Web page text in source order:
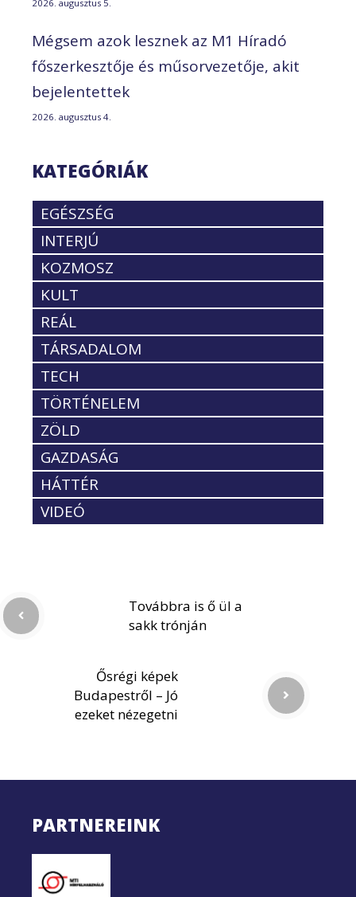
2026. augusztus 5.
Mégsem azok lesznek az M1 Híradó
főszerkesztője és műsorvezetője, akit
bejelentettek
2026. augusztus 4.
KATEGÓRIÁK
EGÉSZSÉG
INTERJÚ
KOZMOSZ
KULT
REÁL
TÁRSADALOM
TECH
TÖRTÉNELEM
ZÖLD
GAZDASÁG
HÁTTÉR
VIDEÓ
Továbbra is ő ül a
sakk trónján
Ősrégi képek
Budapestről – Jó
ezeket nézegetni
PARTNEREINK